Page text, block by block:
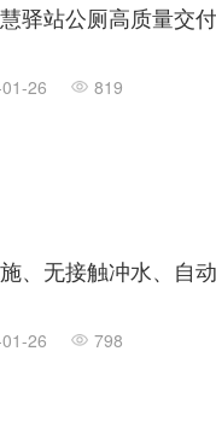
驿站公厕高质量交
26 819
、无接触冲水、自
26 798